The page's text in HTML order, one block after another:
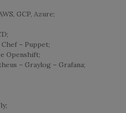
GCP, Azure;
– Puppet;
Openshift;
– Graylog – Grafana;